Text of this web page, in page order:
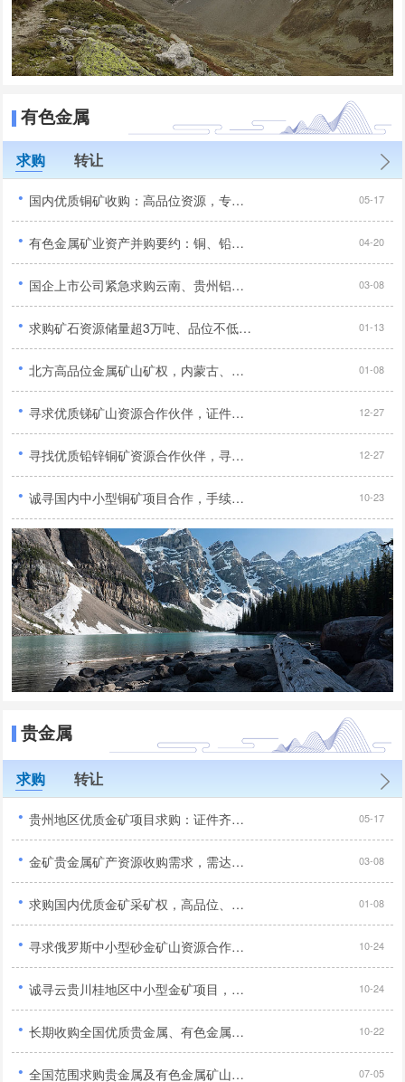
有色金属
求购 转让
· 国内优质铜矿收购：高品位资源，专业收购，全国范围合作... 05-17
· 有色金属矿业资产并购要约：铜、铅锌、镍等矿种专项采购... 04-20
· 国企上市公司紧急求购云南、贵州铝土矿及新疆、内蒙古煤炭与铝土矿资源... 03-08
· 求购矿石资源储量超3万吨、品位不低于1%的优质铜矿... 01-13
· 北方高品位金属矿山矿权，内蒙古、河北地区优先，需合法、无纠纷... 01-08
· 寻求优质锑矿山资源合作伙伴，证件齐全、无纠纷、纯度高，期待合作！... 12-27
· 寻找优质铅锌铜矿资源合作伙伴，寻求合法合规、储量大、品位高的矿产资源！... 12-27
· 诚寻国内中小型铜矿项目合作，手续齐全勘探报告完整优先... 10-23
贵金属
求购 转让
· 贵州地区优质金矿项目求购：证件齐全、产权清晰、无纠纷无诉讼... 05-17
· 金矿贵金属矿产资源收购需求，需达到5-10吨以上... 03-08
· 求购国内优质金矿采矿权，高品位、证件齐全、交通优势... 01-08
· 寻求俄罗斯中小型砂金矿山资源合作，手续齐全工业品位达标优先... 10-24
· 诚寻云贵川桂地区中小型金矿项目，采矿探矿权均可合作... 10-24
· 长期收购全国优质贵金属、有色金属矿山资源，以金铜为主欢迎洽谈合作... 10-22
· 全国范围求购贵金属及有色金属矿山：金、铜、铅锌矿 - 规模大、品位高... 07-05